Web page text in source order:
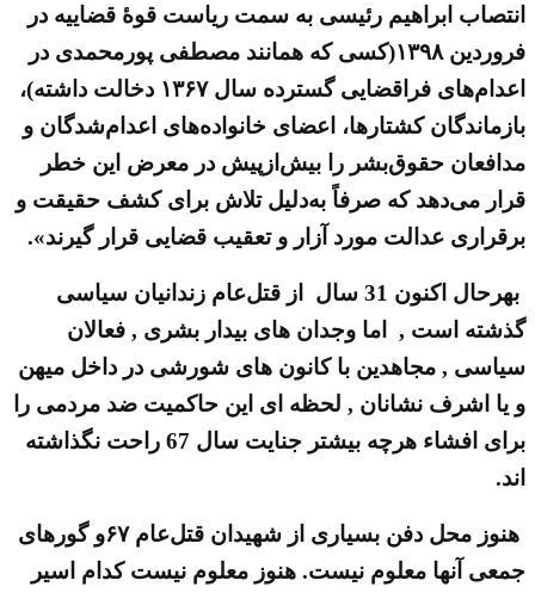
انتصاب ابراهیم رئیسی به سمت ریاست قوه‌ٔ قضاییه در
فروردین ۱۳۹۸(کسی که همانند مصطفی پورمحمدی در
اعدام‌های فراقضایی گسترده سال ۱۳۶۷ دخالت داشته)،
بازماندگان کشتارها، اعضای خانواده‌های اعدام‌شدگان و
مدافعان حقوق‌بشر را بیش‌از‌پیش در معرض این خطر
قرار می‌دهد که صرفاً به‌دلیل تلاش برای کشف حقیقت و
برقراری عدالت مورد آزار و تعقیب قضایی قرار گیرند».
بهرحال اکنون 31 سال از قتل‌عام زندانیان سیاسی
گذشته است , اما وجدان های بیدار بشری , فعالان
سیاسی , مجاهدین با کانون های شورشی در داخل میهن
و یا اشرف نشانان , لحظه ای این حاکمیت ضد مردمی را
برای افشاء هرچه بیشتر جنایت سال 67 راحت نگذاشته
اند.
هنوز محل دفن بسیاری از شهیدان قتل‌عام ۶۷و گورهای
جمعی آنها معلوم نیست. هنوز معلوم نیست کدام اسیر